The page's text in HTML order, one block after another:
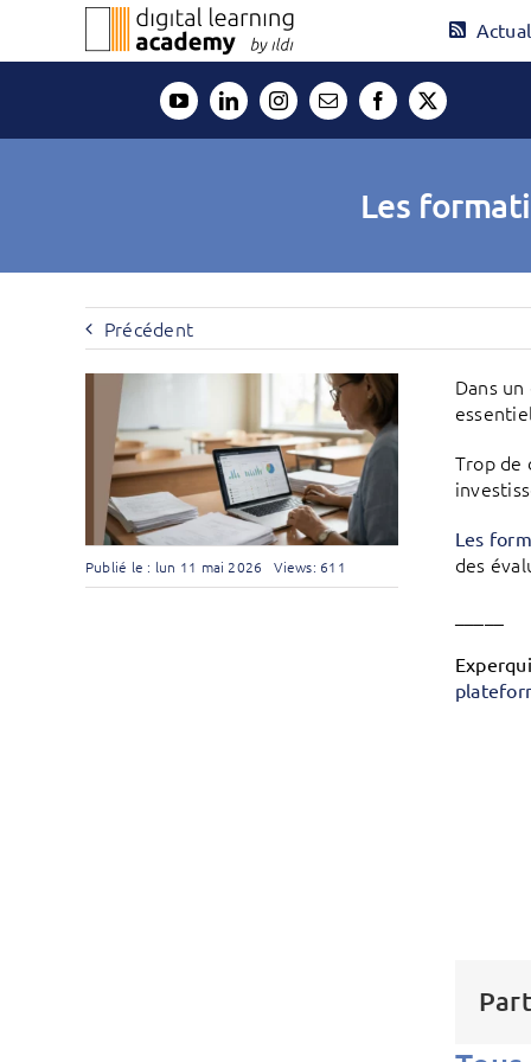
contenu
Les
Précédent
Publié le : lun 11 mai 2026 Views: 611
Dans
Trop de
Les
des